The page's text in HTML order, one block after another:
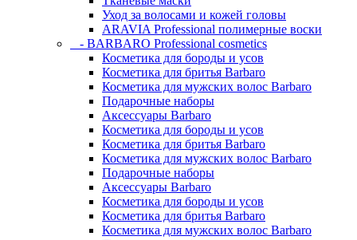
Уход за волосами и кожей головы
ARAVIA Professional полимерные воски
- BARBARO Professional cosmetics
Косметика для бороды и усов
Косметика для бритья Barbaro
Косметика для мужских волос Barbaro
Подарочные наборы
Аксессуары Barbaro
Косметика для бороды и усов
Косметика для бритья Barbaro
Косметика для мужских волос Barbaro
Подарочные наборы
Аксессуары Barbaro
Косметика для бороды и усов
Косметика для бритья Barbaro
Косметика для мужских волос Barbaro